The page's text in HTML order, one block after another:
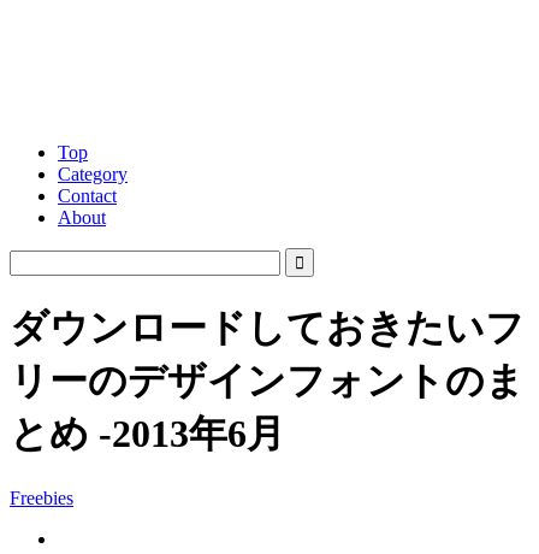
Top
Category
Contact
About
ダウンロードしておきたいフ
リーのデザインフォントのま
とめ -2013年6月
Freebies